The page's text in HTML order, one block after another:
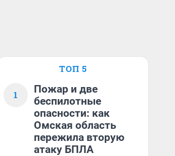
ТОП 5
1
Пожар и две
беспилотные
опасности: как
Омская область
пережила вторую
атаку БПЛА